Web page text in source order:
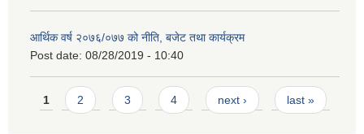
आर्थिक वर्ष २०७६/०७७ को नीति, बजेट तथा कार्यक्रम
Post date: 08/28/2019 - 10:40
Pages
1 2 3 4 next › last »